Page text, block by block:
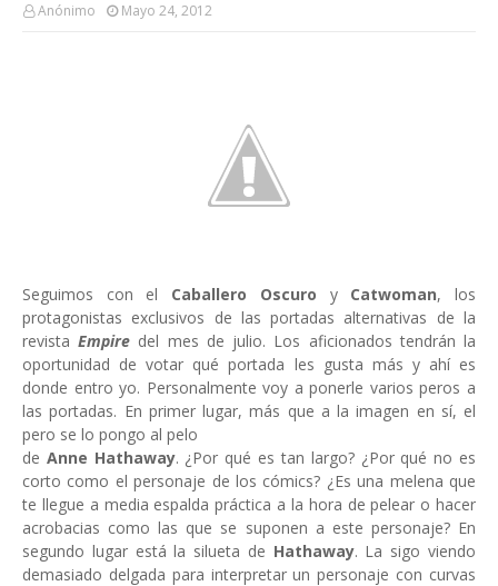
Anónimo Mayo 24, 2012
Seguimos con el Caballero Oscuro y Catwoman, los
protagonistas exclusivos de las portadas alternativas de la
revistaEmpire del mes de julio. Los aficionados tendrán la
oportunidad de votar qué portada les gusta más y ahí es
donde entro yo. Personalmente voy a ponerle varios peros a
las portadas. En primer lugar, más que a la imagen en sí, el
pero se lo pongo al pelo
de Anne Hathaway. ¿Por qué es tan largo? ¿Por qué no es
corto como el personaje de los cómics? ¿Es una melena que
te llegue a media espalda práctica a la hora de pelear o hacer
acrobacias como las que se suponen a este personaje? En
segundo lugar está la silueta de Hathaway. La sigo viendo
demasiado delgada para interpretar un personaje con curvas